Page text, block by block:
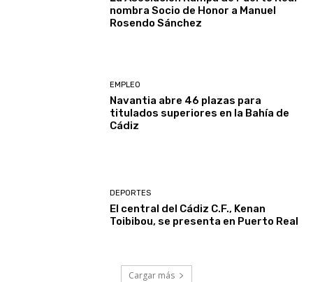
nombra Socio de Honor a Manuel
Rosendo Sánchez
EMPLEO
Navantia abre 46 plazas para
titulados superiores en la Bahía de
Cádiz
DEPORTES
El central del Cádiz C.F., Kenan
Toibibou, se presenta en Puerto Real
Cargar más